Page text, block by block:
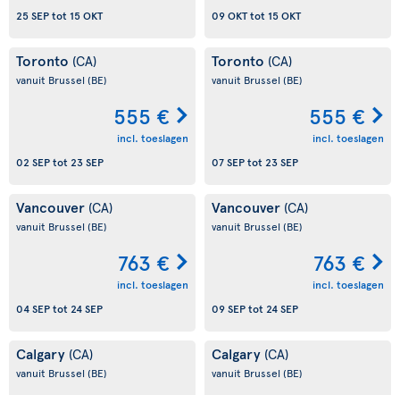
25 SEPtot 15 OKT
09 OKTtot 15 OKT
Toronto (CA)
vanuit Brussel (BE)
555 €
incl. toeslagen
02 SEPtot 23 SEP
Toronto (CA)
vanuit Brussel (BE)
555 €
incl. toeslagen
07 SEPtot 23 SEP
Vancouver (CA)
vanuit Brussel (BE)
763 €
incl. toeslagen
04 SEPtot 24 SEP
Vancouver (CA)
vanuit Brussel (BE)
763 €
incl. toeslagen
09 SEPtot 24 SEP
Calgary (CA)
vanuit Brussel (BE)
Calgary (CA)
vanuit Brussel (BE)